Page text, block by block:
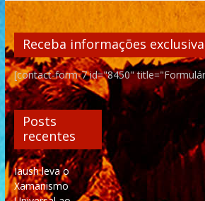
Receba informações
[contact-form-7 id="8450"
Posts
recentes
Iaush leva o
Xamanismo